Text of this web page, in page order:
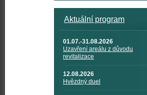
Aktuální program
01.07.-31.08.2026
Uzavření areálu z důvodu
revitalizace
12.08.2026
Hvězdný duel